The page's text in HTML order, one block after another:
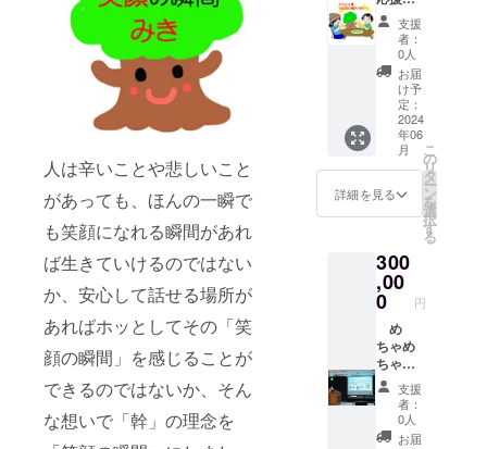
人は辛いことや悲しいこと
があっても、ほんの一瞬で
も笑顔になれる瞬間があれ
ば生きていけるのではない
か、安心して話せる場所が
あればホッとしてその「笑
顔の瞬間」を感じることが
できるのではないか、そん
な想いで「幹」の理念を
者には
１日の
幹体験
ツアー
にご招
待いた
しま
す。和
歌山市
冬野の
幹らん
（幹体
験ツ
アーは
2024年
末まで
です）
定員1日
2名で、
日程は
相談さ
せてい
をご記
入くだ
さい。
メ
ニュー
掲載期
間は1
年、
ホーム
ページ
掲載期
間は５
年で
ていた
だきま
す。ま
た、お
名前、
もしく
は会社
のホー
ムペー
ジを幹
のホー
ムペー
ジとメ
表に掲
載いた
しま
す。支
援時、
必ず備
考欄に
掲載を
希望さ
れるお
名前、
会報を
２回、
年に１
回の幹
グルー
プ全体
の活動
を記録
したオ
リジナ
ルアル
バム(A4
サイ
15ペー
ジ)をお
送りし
ます。
また、
お名
前、も
しくは
会社の
ホーム
ページ
てラン
チと１
泊２日
で幹短
期入所
体験
Pooマ
スター
研修ツ
アーに
参加で
きるプ
ラン
300,000
円...心を
こめた
お礼の
メール
と「パ
ンdeヒ
ロオ
バラエ
ティー
セッ
ト」
支援
者：
0人
お届
け予
定：
2024
年06
月
詳細を見る
こ
の
リ
タ
ー
ン
を
選
択
す
る
300
,00
0 円
め
ちゃめ
ちゃ幹
グッズ
で応援
して講
演を企
支援
者：
0人
お届